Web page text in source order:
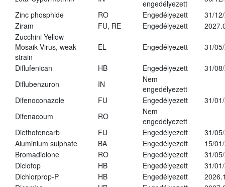
engedélyezett
Zinc phosphide
RO Engedélyezett
31/
Ziram
FU, RE Engedélyezett
Zucchini Yellow
Mosaik Virus, weak
strain
EL Engedélyezett 31/
Diflufenican HB Engedélyezett
31/
Diflubenzuron
IN
Nem
engedélyezett
Difenoconazole
FU Engedélyezett
31/
Difenacoum
RO
Nem
engedélyezett
Diethofencarb
FU Engedélyezett
31/
Aluminium sulphate
BA Engedélyezett
15/
Bromadiolone
RO Engedélyezett
31/
Diclofop
HB Engedélyezett
31/
Dichlorprop-P
HB Engedélyezett